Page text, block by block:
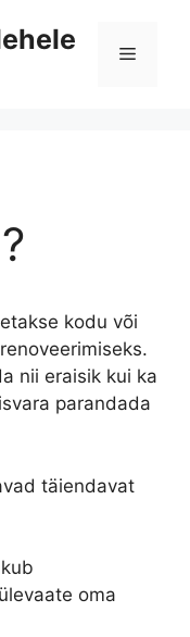
Menu
kodu või
nii eraisik kui ka
parandada
täiendavat
oma